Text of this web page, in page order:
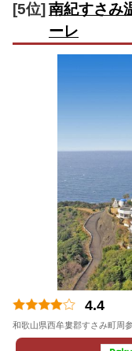
[5位] 南紀すさ
ーレ
4.4
和歌山県西牟婁郡すさみ町周